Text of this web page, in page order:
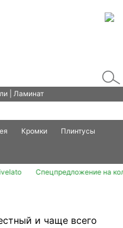
| Ламинат
Кромки Плинтусы
на коллекцию
и чаще всего